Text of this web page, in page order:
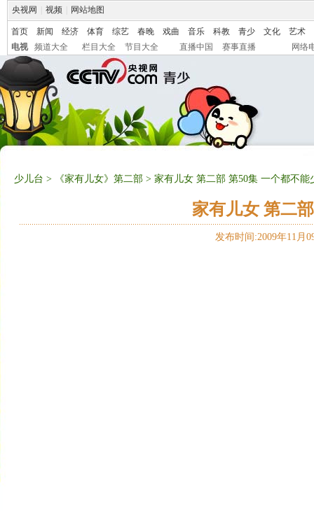
央视网 视频 网站地图
首页 新闻 经济 体育 综艺 春晚 戏曲 音乐 科教 青少 文化
艺术
电视
频道大全 栏目大全 节目大全 直播中国 赛事直播 网络
少儿台 > 《家有儿女》第二部 > 家有儿女 第二部 第50集 一个都不能
家有儿女 第二
发布时间:2009年11月